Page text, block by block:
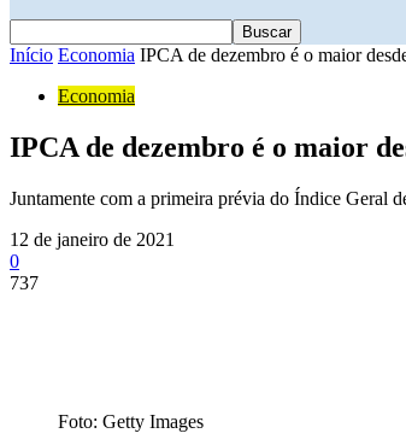
Início Economia IPCA de dezembro é o maior
Economia
IPCA de dezembro é o maior
Juntamente com a primeira prévia do Índice Geral
12 de janeiro de 2021
0
737
Foto: Getty Images